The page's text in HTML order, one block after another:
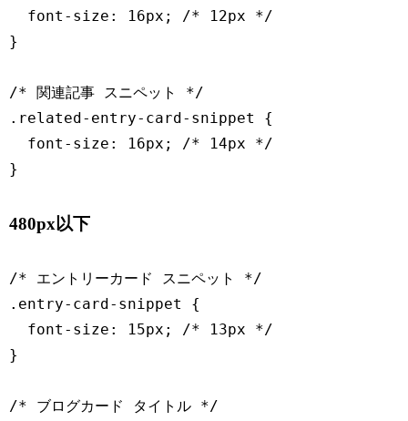
  font-size: 16px; /* 12px */
}
/* 関連記事 スニペット */
.related-entry-card-snippet {
  font-size: 16px; /* 14px */
}
480px以下
/* エントリーカード スニペット */
.entry-card-snippet {
  font-size: 15px; /* 13px */
}
/* ブログカード タイトル */